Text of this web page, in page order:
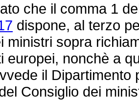
che il comma 1
dispone, al terzo
ministri sopra
europei, nonchè a
il
Consiglio dei